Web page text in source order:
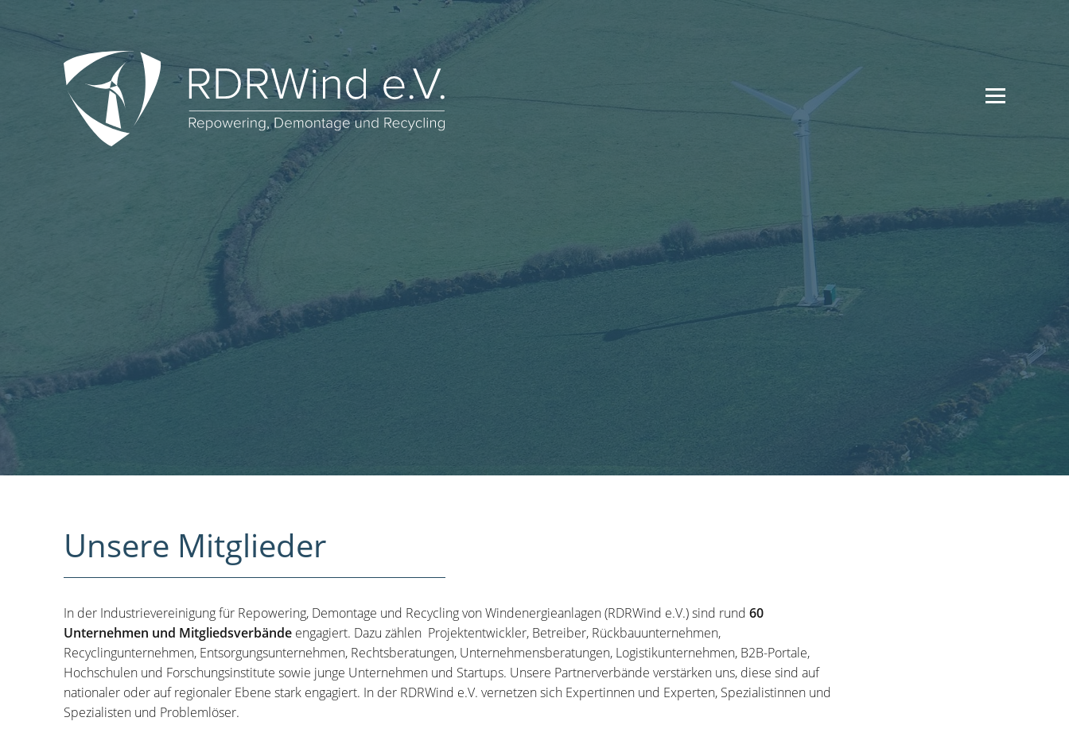
Unsere Mitglieder
In der Industrievereinigung für Repowering, Demontage und Recycling von Windenergieanlagen (RDRWind e.V.) sind rund 60
Unternehmen und Mitgliedsverbände engagiert. Dazu zählen Projektentwickler, Betreiber, Rückbauunternehmen,
Recyclingunternehmen, Entsorgungsunternehmen, Rechtsberatungen, Unternehmensberatungen, Logistikunternehmen, B2B-Portale,
Hochschulen und Forschungsinstitute sowie junge Unternehmen und Startups. Unsere Partnerverbände verstärken uns, diese sind auf
nationaler oder auf regionaler Ebene stark engagiert. In der RDRWind e.V. vernetzen sich Expertinnen und Experten, Spezialistinnen und
Spezialisten und Problemlöser.